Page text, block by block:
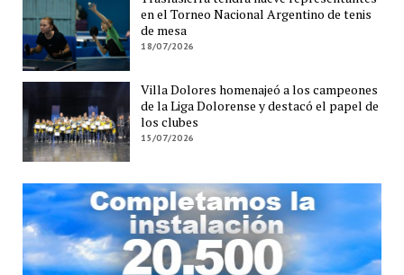
en el Torneo Nacional Argentino de tenis
de mesa
18/07/2026
Villa Dolores homenajeó a los campeones
de la Liga Dolorense y destacó el papel de
los clubes
15/07/2026